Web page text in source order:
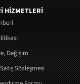
HIZMETLERI
Değişim
Sözleşmesi